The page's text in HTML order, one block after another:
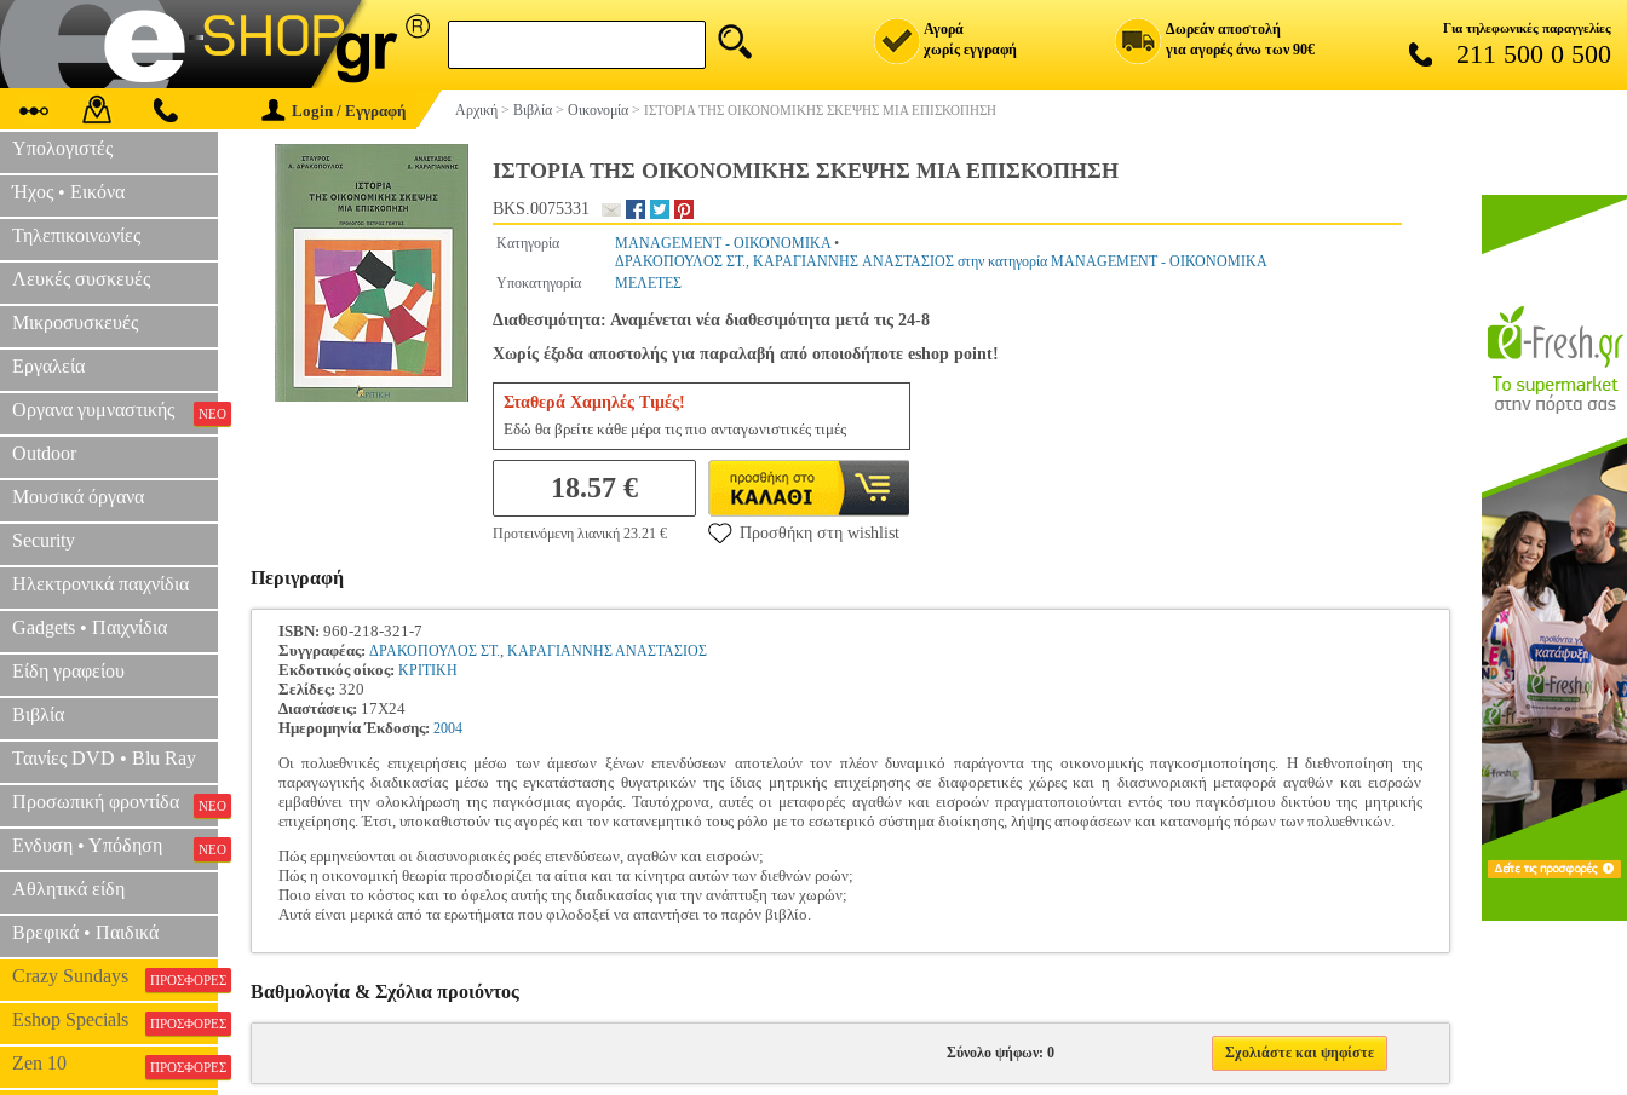
Αγορά
χωρίς εγγραφή
Δωρεάν αποστολή
για αγορές άνω των 90€
Για τηλεφωνικές παραγγελίες
211 500 0 500
Login / Εγγραφή Αρχική > Βιβλία > Οικονομία > ΙΣΤΟΡΙΑ ΤΗΣ ΟΙΚΟΝΟΜΙΚΗΣ ΣΚΕΨΗΣ ΜΙΑ ΕΠΙΣΚΟΠΗΣΗ
Υπολογιστές
Ήχος • Εικόνα
Τηλεπικοινωνίες
Λευκές συσκευές
Μικροσυσκευές
Εργαλεία
Οργανα γυμναστικής ΝΕΟ
Outdoor
Μουσικά όργανα
Security
Ηλεκτρονικά παιχνίδια
Gadgets • Παιχνίδια
Είδη γραφείου
Βιβλία
Ταινίες DVD • Blu Ray
Προσωπική φροντίδα ΝΕΟ
Ενδυση • Υπόδηση ΝΕΟ
Αθλητικά είδη
Βρεφικά • Παιδικά
Crazy Sundays ΠΡΟΣΦΟΡΕΣ
Eshop Specials ΠΡΟΣΦΟΡΕΣ
Zen 10 ΠΡΟΣΦΟΡΕΣ
ΙΣΤΟΡΙΑ ΤΗΣ ΟΙΚΟΝΟΜΙΚΗΣ ΣΚΕΨΗΣ ΜΙΑ ΕΠΙΣΚΟΠΗΣΗ
BKS.0075331
Κατηγορία MANAGEMENT - ΟΙΚΟΝΟΜΙΚΑ•
ΔΡΑΚΟΠΟΥΛΟΣ ΣΤ., ΚΑΡΑΓΙΑΝΝΗΣ ΑΝΑΣΤΑΣΙΟΣ στην κατηγορία MANAGEMENT - ΟΙΚΟΝΟΜΙΚΑ
Υποκατηγορία
ΜΕΛΕΤΕΣ
Διαθεσιμότητα: Αναμένεται νέα διαθεσιμότητα μετά τις 24-8
Χωρίς έξοδα αποστολής για παραλαβή από οποιοδήποτε eshop point!
Σταθερά Χαμηλές Τιμές!
Εδώ θα βρείτε κάθε μέρα τις πιο ανταγωνιστικές τιμές
18.57 €
Προτεινόμενη λιανική 23.21 € Προσθήκη στη wishlist
Περιγραφή
ISBN: 960-218-321-7
Συγγραφέας: ΔΡΑΚΟΠΟΥΛΟΣ ΣΤ., ΚΑΡΑΓΙΑΝΝΗΣ ΑΝΑΣΤΑΣΙΟΣ
Εκδοτικός οίκος: ΚΡΙΤΙΚΗ
Σελίδες: 320
Διαστάσεις: 17Χ24
Ημερομηνία Έκδοσης: 2004
Οι πολυεθνικές επιχειρήσεις μέσω των άμεσων ξένων επενδύσεων αποτελούν τον πλέον δυναμικό παράγοντα της οικονομικής παγκοσμιοποίησης. Η διεθνοποίηση της
παραγωγικής διαδικασίας μέσω της εγκατάστασης θυγατρικών της ίδιας μητρικής επιχείρησης σε διαφορετικές χώρες και η διασυνοριακή μεταφορά αγαθών και εισροών
εμβαθύνει την ολοκλήρωση της παγκόσμιας αγοράς. Ταυτόχρονα, αυτές οι μεταφορές αγαθών και εισροών πραγματοποιούνται εντός του παγκόσμιου δικτύου της μητρικής
επιχείρησης. Έτσι, υποκαθιστούν τις αγορές και τον κατανεμητικό τους ρόλο με το εσωτερικό σύστημα διοίκησης, λήψης αποφάσεων και κατανομής πόρων των πολυεθνικών.
Πώς ερμηνεύονται οι διασυνοριακές ροές επενδύσεων, αγαθών και εισροών;
Πώς η οικονομική θεωρία προσδιορίζει τα αίτια και τα κίνητρα αυτών των διεθνών ροών;
Ποιο είναι το κόστος και το όφελος αυτής της διαδικασίας για την ανάπτυξη των χωρών;
Αυτά είναι μερικά από τα ερωτήματα που φιλοδοξεί να απαντήσει το παρόν βιβλίο.
Βαθμολογία & Σχόλια προιόντος
Σύνολο ψήφων: 0 Σχολιάστε και ψηφίστε